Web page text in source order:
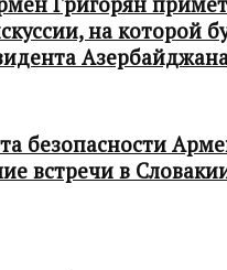
на которой
безопасности
встречи в